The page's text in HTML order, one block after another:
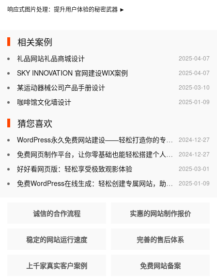
响应式图片处理：提升用户体验的秘密武器 ►
相关案例
2025-04-07
礼品网站礼品商城设计
2025-04-07
SKY INNOVATION 官网建设WIX案例
2025-03-10
某运动器械公司产品手册设计
2025-01-09
咖啡馆文化墙设计
猜您喜欢
2024-12-27
WordPress永久免费网站建设——轻松打造你的专属网站
2024-12-27
免费网页制作平台，让你零基础也能轻松搭建个人网站
2025-03-01
好好看网页版：轻松享受极致观影体验
2025-01-09
免费WordPress在线生成：轻松创建专属网站，助力个人与企业腾飞
诚信的合作流程 实惠的网站制作报价
稳定的网站运行速度 完善的售后体系
上千家真实客户案例 免费网站备案